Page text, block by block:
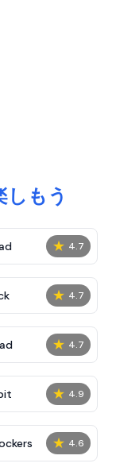
もう
★ 4.7
★ 4.7
★ 4.7
★ 4.9
★ 4.6